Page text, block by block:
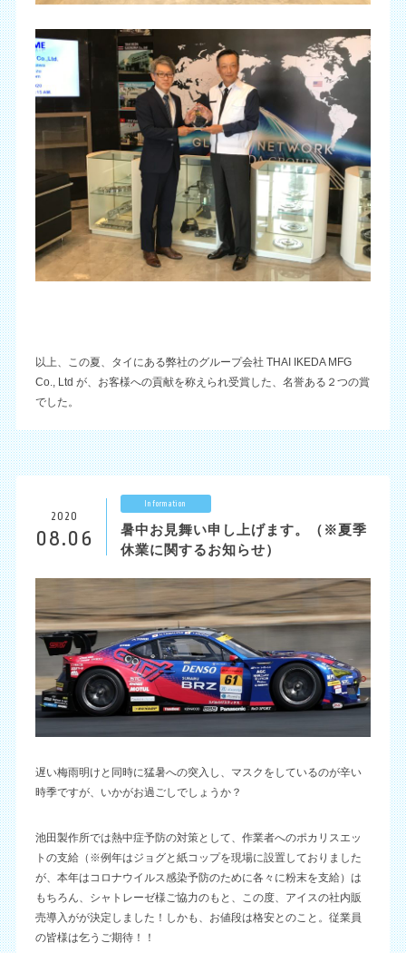
以上、この夏、タイにある弊社のグループ会社 THAI IKEDA MFG
Co., Ltd が、お客様への貢献を称えられ受賞した、名誉ある２つの賞
でした。
2020
08.06
Information
暑中お見舞い申し上げます。（※夏季
休業に関するお知らせ）
遅い梅雨明けと同時に猛暑への突入し、マスクをしているのが辛い
時季ですが、いかがお過ごしでしょうか？
池田製作所では熱中症予防の対策として、作業者へのポカリスエッ
トの支給（※例年はジョグと紙コップを現場に設置しておりました
が、本年はコロナウイルス感染予防のために各々に粉末を支給）は
もちろん、シャトレーゼ様ご協力のもと、この度、アイスの社内販
売導入がが決定しました！しかも、お値段は格安とのこと。従業員
の皆様は乞うご期待！！